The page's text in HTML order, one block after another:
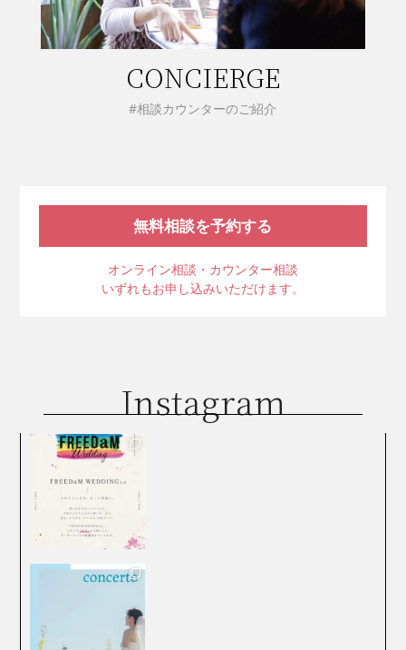
CONCIERGE
#相談カウンターのご紹介
無料相談を予約する
オンライン相談・カウンター相談
いずれもお申し込みいただけます。
Instagram